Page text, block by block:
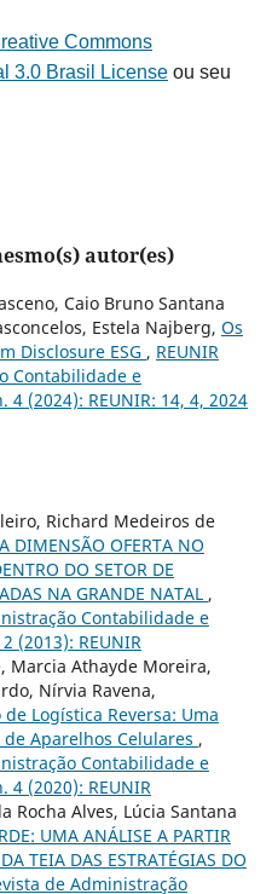
Commons
3.0 Brasil Licenseou seu
autor(es)
Caio Bruno Santana
Estela Najberg, Os
Disclosure ESG , REUNIR
Contabilidade e
(2024): REUNIR: 14, 4, 2024
Richard Medeiros de
DIMENSÃO OFERTA NO
DO SETOR DE
NA GRANDE NATAL ,
Contabilidade e
(2013): REUNIR
Marcia Athayde Moreira,
Nírvia Ravena,
Logística Reversa: Uma
Aparelhos Celulares ,
Contabilidade e
4 (2020): REUNIR
Rocha Alves, Lúcia Santana
UMA ANÁLISE A PARTIR
TEIA DAS ESTRATÉGIAS DO
de Administração